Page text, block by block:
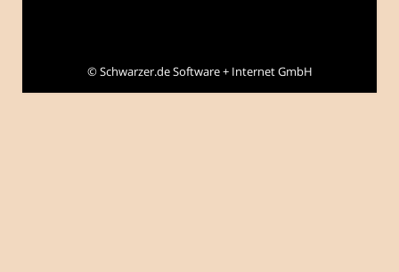
©Schwarzer.de Software + Internet GmbH